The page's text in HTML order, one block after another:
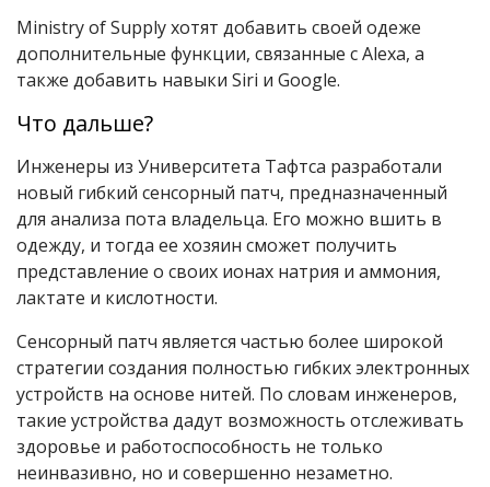
Ministry of Supply хотят добавить своей одеже
дополнительные функции, связанные с Alexa, а
также добавить навыки Siri и Google.
Что дальше?
Инженеры из Университета Тафтса разработали
новый гибкий сенсорный патч, предназначенный
для анализа пота владельца. Его можно вшить в
одежду, и тогда ее хозяин сможет получить
представление о своих ионах натрия и аммония,
лактате и кислотности.
Сенсорный патч является частью более широкой
стратегии создания полностью гибких электронных
устройств на основе нитей. По словам инженеров,
такие устройства дадут возможность отслеживать
здоровье и работоспособность не только
неинвазивно, но и совершенно незаметно.